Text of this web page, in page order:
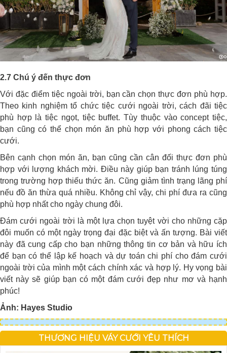
2.7 Chú ý đến thực đơn
Với đặc điểm tiệc ngoài trời, bạn cần chọn thực đơn phù hợp.
Theo kinh nghiệm tổ chức tiệc cưới ngoài trời, cách đãi tiệc
phù hợp là tiệc ngọt, tiệc buffet. Tùy thuộc vào concept tiệc,
bạn cũng có thể chọn món ăn phù hợp với phong cách tiệc
cưới.
Bên cạnh chọn món ăn, bạn cũng cần cân đối thực đơn phù
hợp với lượng khách mời. Điều này giúp bạn tránh lúng túng
trong trường hợp thiếu thức ăn. Cũng giảm tình trạng lãng phí
nếu đồ ăn thừa quá nhiều. Không chỉ vậy, chi phí đưa ra cũng
phù hợp nhất cho ngày chung đôi.
Đám cưới ngoài trời là một lựa chọn tuyệt vời cho những cặp
đôi muốn có một ngày trọng đại đặc biệt và ấn tượng. Bài viết
này đã cung cấp cho bạn những thông tin cơ bản và hữu ích
để bạn có thể lập kế hoạch và dự toán chi phí cho đám cưới
ngoài trời của mình một cách chính xác và hợp lý. Hy vọng bài
viết này sẽ giúp bạn có một đám cưới đẹp như mơ và hạnh
phúc!
Ảnh: Hayes Studio
THƯƠNG HIỆU VÁY CƯỚI YÊU THÍCH